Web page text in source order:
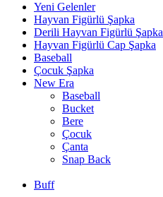
Yeni Gelenler
Hayvan Figürlü Şapka
Derili Hayvan Figürlü Şapka
Hayvan Figürlü Cap Şapka
Baseball
Çocuk Şapka
New Era
Baseball
Bucket
Bere
Çocuk
Çanta
Snap Back
Buff